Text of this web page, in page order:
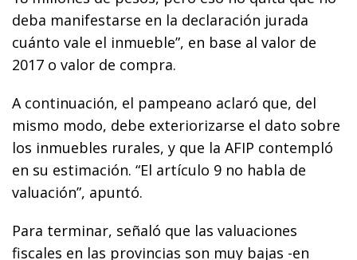
deba manifestarse en la declaración jurada
cuánto vale el inmueble”, en base al valor de
2017 o valor de compra.
A continuación, el pampeano aclaró que, del
mismo modo, debe exteriorizarse el dato sobre
los inmuebles rurales, y que la AFIP contempló
en su estimación. “El artículo 9 no habla de
valuación”, apuntó.
Para terminar, señaló que las valuaciones
fiscales en las provincias son muy bajas -en